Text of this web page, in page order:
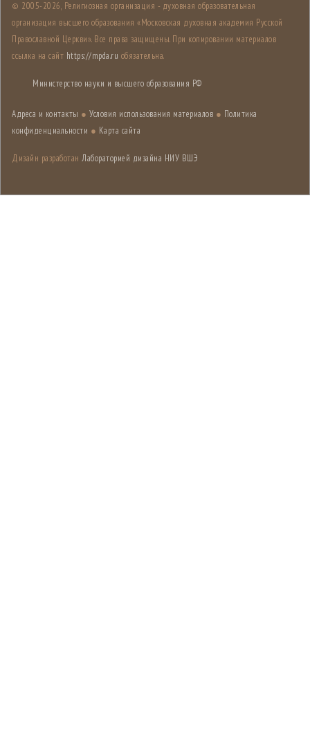
© 2005-2026, Религиозная организация - духовная образовательная
организация высшего образования «Московская духовная академия Русской
Православной Церкви». Все права защищены. При копировании материалов
ссылка на сайт https://mpda.ru обязательна.
Министерство науки и высшего образования РФ
Адреса и контакты ● Условия использования материалов ● Политика
конфиденциальности ● Карта сайта
Дизайн разработан Лабораторией дизайна НИУ ВШЭ